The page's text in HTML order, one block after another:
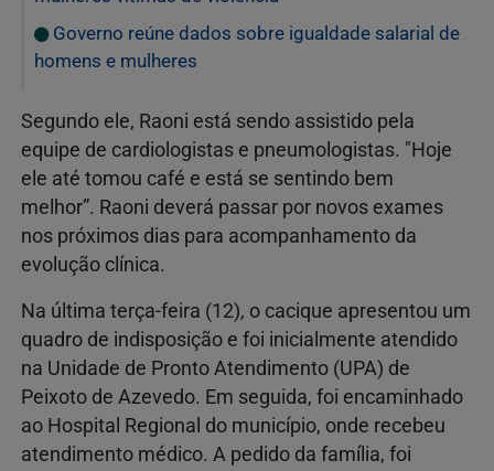
Governo reúne dados sobre igualdade salarial de
homens e mulheres
Segundo ele, Raoni está sendo assistido pela
equipe de cardiologistas e pneumologistas. "Hoje
ele até tomou café e está se sentindo bem
melhor”. Raoni deverá passar por novos exames
nos próximos dias para acompanhamento da
evolução clínica.
Na última terça-feira (12), o cacique apresentou um
quadro de indisposição e foi inicialmente atendido
na Unidade de Pronto Atendimento (UPA) de
Peixoto de Azevedo. Em seguida, foi encaminhado
ao Hospital Regional do município, onde recebeu
atendimento médico. A pedido da família, foi